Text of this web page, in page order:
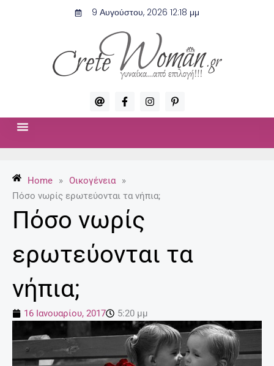
9 Αυγούστου, 2026 12:18 μμ
A
t
F
a
c
f
I
n
s
P
i
n
Home » Οικογένεια
»
Πόσο νωρίς ερωτεύονται τα νήπια;
Πόσο νωρίς
ερωτεύονται τα
νήπια;
16 Ιανουαρίου, 2017 5:20 μμ